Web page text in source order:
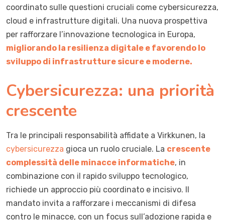
coordinato sulle questioni cruciali come cybersicurezza,
cloud e infrastrutture digitali. Una nuova prospettiva
per rafforzare l’innovazione tecnologica in Europa,
migliorando la resilienza digitale e favorendo lo
sviluppo di infrastrutture sicure e moderne.
Cybersicurezza: una priorità
crescente
Tra le principali responsabilità affidate a Virkkunen, la
cybersicurezza gioca un ruolo cruciale. La crescente
complessità delle minacce informatiche, in
combinazione con il rapido sviluppo tecnologico,
richiede un approccio più coordinato e incisivo. Il
mandato invita a rafforzare i meccanismi di difesa
contro le minacce, con un focus sull’adozione rapida e